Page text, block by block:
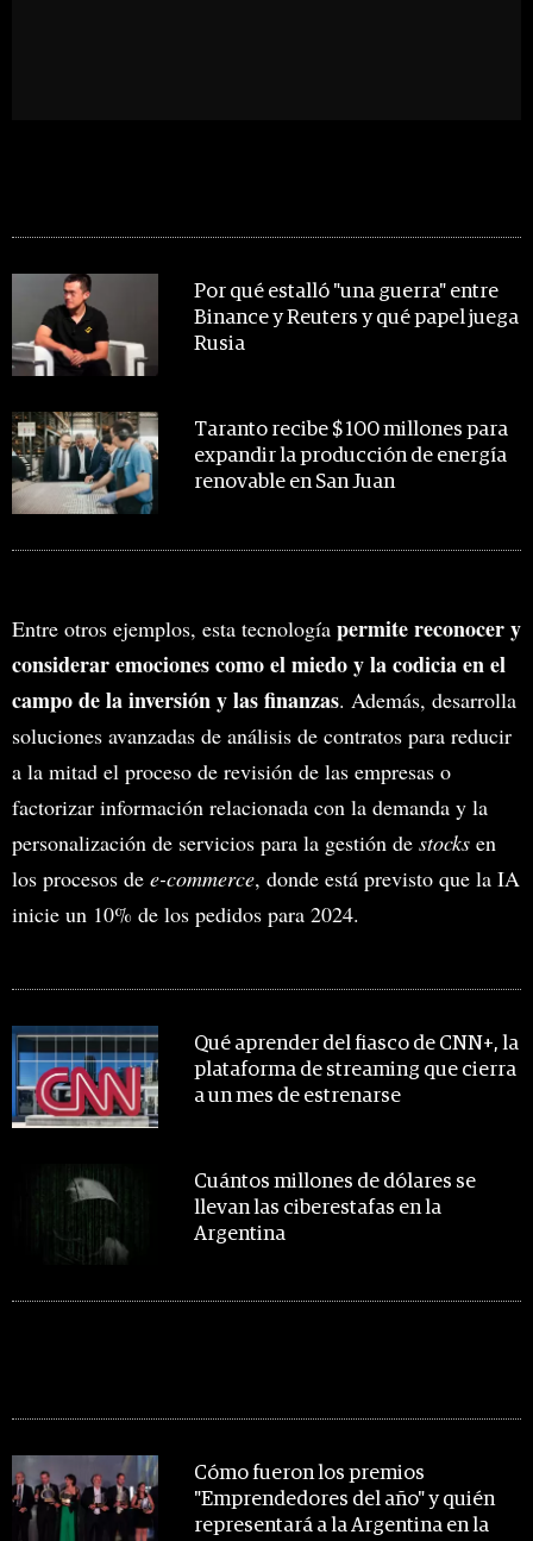
Por qué estalló "una guerra" entre
Binance y Reuters y qué papel juega
Rusia
Taranto recibe $ 100 millones para
expandir la producción de energía
renovable en San Juan
Entre otros ejemplos, esta tecnología permite reconocer y
considerar emociones como el miedo y la codicia en el
campo de la inversión y las finanzas. Además, desarrolla
soluciones avanzadas de análisis de contratos para reducir
a la mitad el proceso de revisión de las empresas o
factorizar información relacionada con la demanda y la
personalización de servicios para la gestión de stocks en
los procesos de e-commerce, donde está previsto que la IA
inicie un 10% de los pedidos para 2024.
Qué aprender del fiasco de CNN+, la
plataforma de streaming que cierra
a un mes de estrenarse
Cuántos millones de dólares se
llevan las ciberestafas en la
Argentina
Cómo fueron los premios
"Emprendedores del año" y quién
representará a la Argentina en la